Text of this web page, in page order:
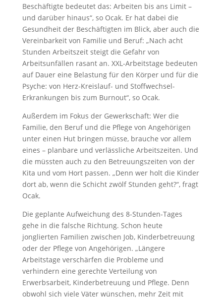
Beschäftigte bedeutet das: Arbeiten bis ans Limit –
und darüber hinaus“, so Ocak. Er hat dabei die
Gesundheit der Beschäftigten im Blick, aber auch die
Vereinbarkeit von Familie und Beruf: „Nach acht
Stunden Arbeitszeit steigt die Gefahr von
Arbeitsunfällen rasant an. XXL-Arbeitstage bedeuten
auf Dauer eine Belastung für den Körper und für die
Psyche: von Herz-Kreislauf- und Stoffwechsel-
Erkrankungen bis zum Burnout“, so Ocak.
Außerdem im Fokus der Gewerkschaft: Wer die
Familie, den Beruf und die Pflege von Angehörigen
unter einen Hut bringen müsse, brauche vor allem
eines – planbare und verlässliche Arbeitszeiten. Und
die müssten auch zu den Betreuungszeiten von der
Kita und vom Hort passen. „Denn wer holt die Kinder
dort ab, wenn die Schicht zwölf Stunden geht?“, fragt
Ocak.
Die geplante Aufweichung des 8-Stunden-Tages
gehe in die falsche Richtung. Schon heute
jonglierten Familien zwischen Job, Kinderbetreuung
oder der Pflege von Angehörigen. „Längere
Arbeitstage verschärfen die Probleme und
verhindern eine gerechte Verteilung von
Erwerbsarbeit, Kinderbetreuung und Pflege. Denn
obwohl sich viele Väter wünschen, mehr Zeit mit